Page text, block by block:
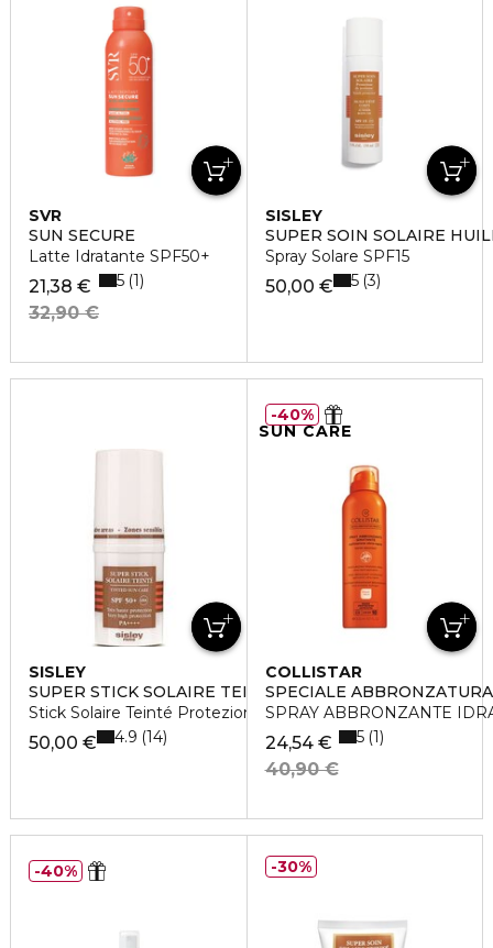
SVR
SUN SECURE
Latte Idratante SPF50+
21,38 €
32,90 €
5 1
SISLEY
SUPER SOIN SOLAIRE
Spray Solare SPF15
50,00 € 5 3
SISLEY
SUPER STICK SOLAIRE TEINTÉ SPF 50+
Stick Solaire Teinté Protezione Molto Alta
50,00 € 4.9 14
SUN CARE
COLLISTAR
SPECIALE
SPRAY ABBRONZANTE
24,54 €
40,90 €
5 1
40%
40% 30%